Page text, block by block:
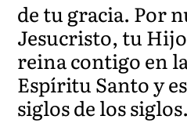
de tu gracia. Por
Jesucristo, tu
reina contigo en
Espíritu Santo y
siglos de los siglos.